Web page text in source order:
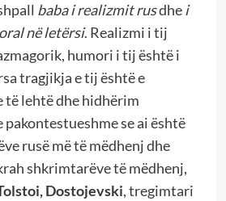
baba i realizmit rusdhei
në letërsi. Realizmi i tij
humori i tij është i
tragjikja e tij është e
të lehtë dhe hidhërim
pakontestueshme se ai është
rusë më të mëdhenj dhe
shkrimtarëve të mëdhenj,
Dostojevski,tregimtari